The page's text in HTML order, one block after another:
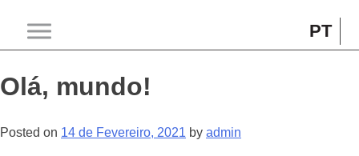
content
Wonderfood PT
Olá, mundo!
Posted on 14 de Fevereiro, 2021 by admin